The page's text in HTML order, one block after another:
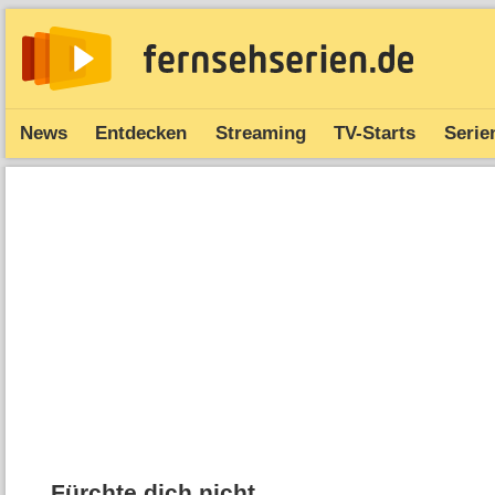
News Entdecken Streaming TV-Starts